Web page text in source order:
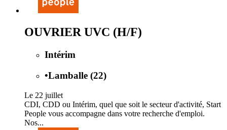
OUVRIER UVC (H/F)
Intérim
•Lamballe (22)
Le 22 juillet
CDI, CDD ou Intérim, quel que soit le secteur d'activité, Start
People vous accompagne dans votre recherche d'emploi.
Nos...